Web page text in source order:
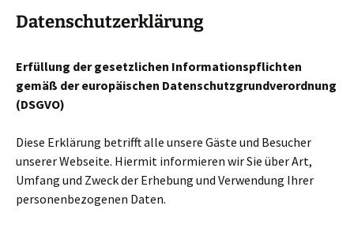
Datenschutzerklärung
Erfüllung der gesetzlichen Informationspflichten
gemäß der europäischen Datenschutzgrundverordnung
(DSGVO)
Diese Erklärung betrifft alle unsere Gäste und Besucher
unserer Webseite. Hiermit informieren wir Sie über Art,
Umfang und Zweck der Erhebung und Verwendung Ihrer
personenbezogenen Daten.